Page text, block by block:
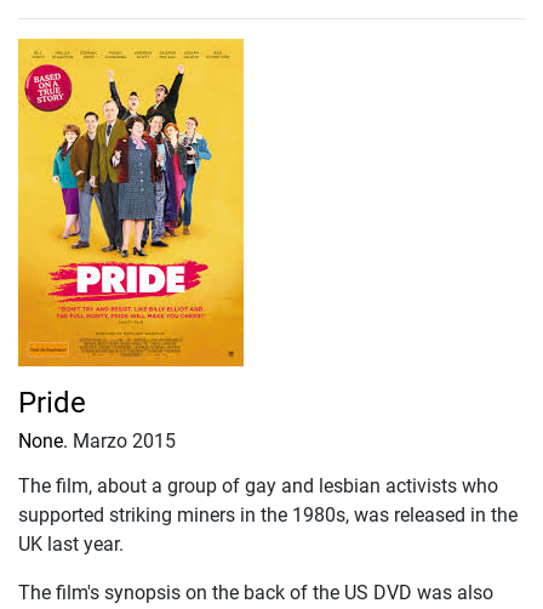
Pride
None. Marzo 2015
The film, about a group of gay and lesbian activists who
supported striking miners in the 1980s, was released in the
UK last year.
The film's synopsis on the back of the US DVD was also